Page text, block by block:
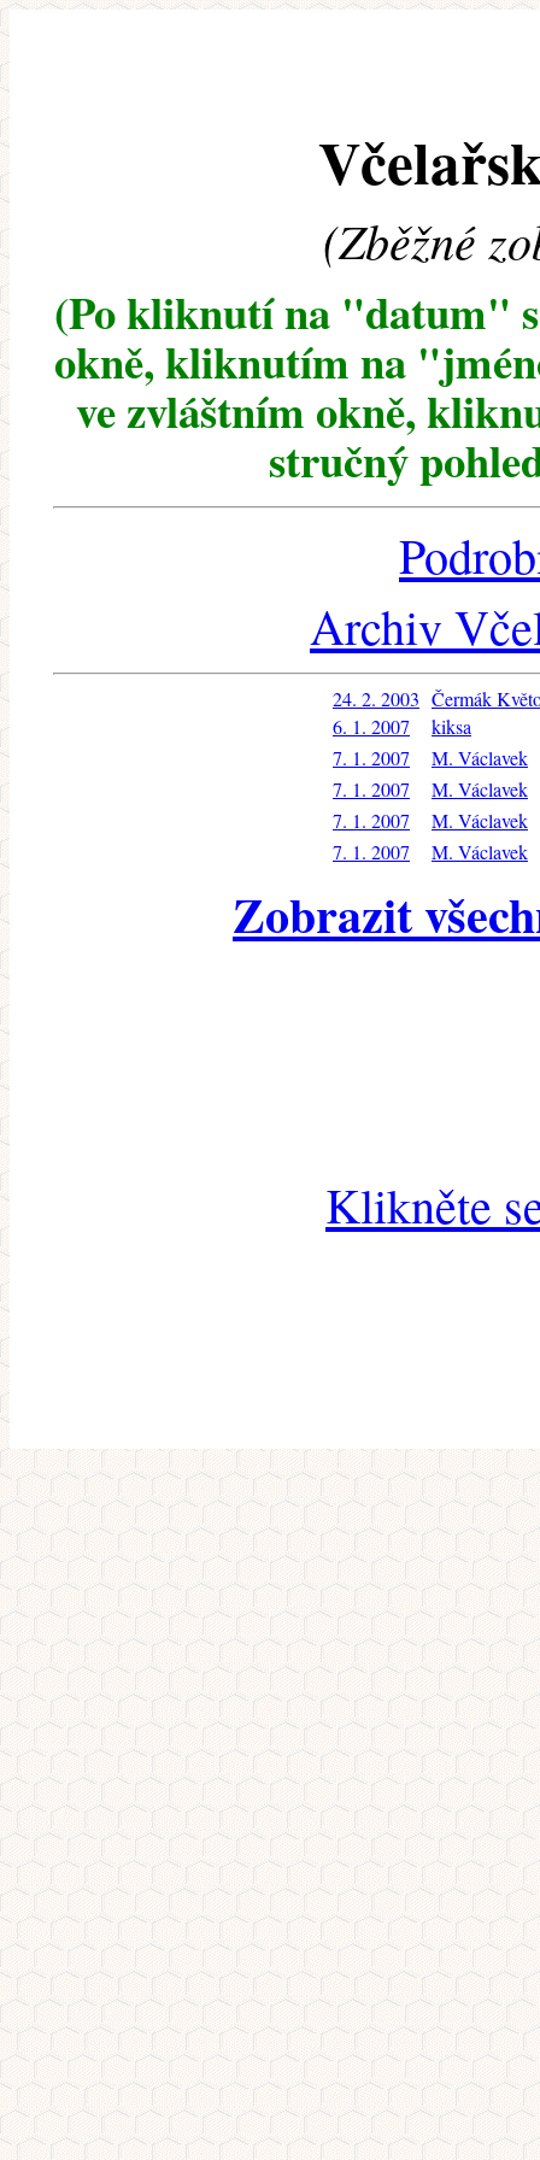
(Zběžné
(Po kliknutí na "datum"
okně, kliknutím na
ve zvláštním okně,
stručný
Archiv
24. 2. 2003 Čermák
6. 1. 2007
kiksa
7. 1. 2007
M. Václavek
7. 1. 2007
M. Václavek
7. 1. 2007
M. Václavek
7. 1. 2007
M. Václavek
Zobrazit
Klikněte